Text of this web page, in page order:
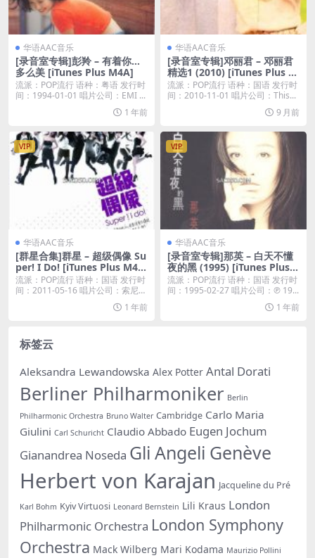
华语AAC音乐
[录音室专辑]彭羚 – 有着你…
多么美 [iTunes Plus M4A]
流派：POP流行 语种：粤语 发行时
间：1994-01-01 唱片公司：EMI ...
1 年前
华语AAC音乐
[录音室专辑]邓丽君 – 邓丽君
精选1 (2010) [iTunes Plus M
4A]
流派：POP流行 语种：国语 发行时
间：2010-11-01 唱片公司：This...
9 月前
VIP
华语AAC音乐
[群星合集]群星 – 超级偶像 Su
per! I Do! [iTunes Plus M4
A]
流派：POP流行 语种：国语 发行时
间：2011-05-16 唱片公司：索尼音
1 年前
VIP
华语AAC音乐
[录音室专辑]那英 – 白天不懂
夜的黑 (1995) [iTunes Plus
M4A]
流派：POP流行 语种：国语 发行时
间：1995-02-27 唱片公司：℗ 19...
1 年前
标签云
Aleksandra Lewandowska Alex Potter Antal Dorati
Berliner Philharmoniker Berlin
Philharmonic Orchestra Bruno Walter Cambridge Carlo Maria
Giulini Carl Schuricht Claudio Abbado Eugen Jochum
Gianandrea Noseda Gli Angeli Genève
Herbert von Karajan Jacqueline du Pré
Karl Bohm Kyiv Virtuosi Leonard Bernstein Lili Kraus London
Philharmonic Orchestra London Symphony
Orchestra Mack Wilberg Mari Kodama Maurizio Pollini